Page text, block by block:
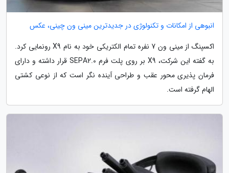
انبوهی از امکانات و تکنولوژی در جدیدترین مینی ون چینی، عکس
اکسپنگ از مینی ون 7 نفره تمام الکتریکی خود به نام X9 رونمایی کرد.
به گفته این شرکت، X9 بر روی پلت فرم SEPA2.0 قرار داشته و دارای
فرمان پذیری محور عقب و طراحی آینده نگر است که از نوعی کشتی
الهام گرفته است.